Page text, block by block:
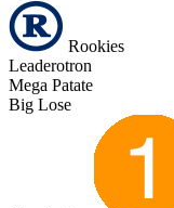
Rookies
Leaderotron
Mega Patate
Big Lose